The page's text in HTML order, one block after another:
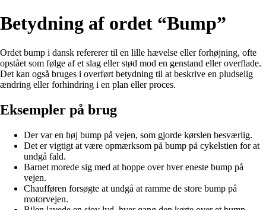
Betydning af ordet “Bump”
Ordet bump i dansk refererer til en lille hævelse eller forhøjning, ofte
opstået som følge af et slag eller stød mod en genstand eller overflade.
Det kan også bruges i overført betydning til at beskrive en pludselig
ændring eller forhindring i en plan eller proces.
Eksempler på brug
Der var en høj bump på vejen, som gjorde kørslen besværlig.
Det er vigtigt at være opmærksom på bump på cykelstien for at
undgå fald.
Barnet morede sig med at hoppe over hver eneste bump på
vejen.
Chaufføren forsøgte at undgå at ramme de store bump på
motorvejen.